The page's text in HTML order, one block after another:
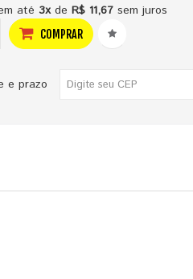
até 3xde R$ 11,67sem juros
COMPRAR
e prazo